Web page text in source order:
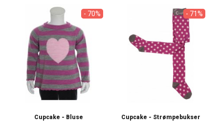
- 70%
Cupcake - Bluse
- 71%
Cupcake - Strømpebukser